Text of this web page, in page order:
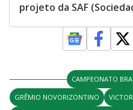
projeto da SAF
CAMPEONATO
GRÊMIO NOVORIZONTINO